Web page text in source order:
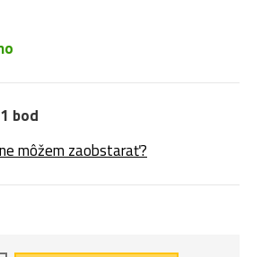
1 bod
môžem zaobstarať?